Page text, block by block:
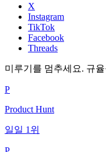
X
Instagram
TikTok
Facebook
Threads
미루기를 멈추세요. 규
P
Product Hunt
일일 1위